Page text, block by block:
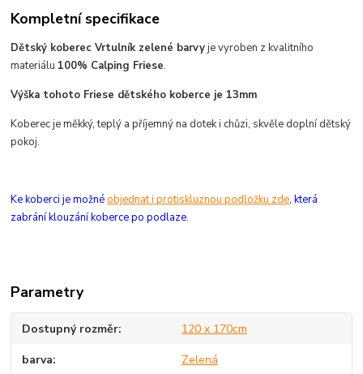
Kompletní specifikace
Dětský koberec Vrtulník zelené barvyje vyroben z kvalitního
materiálu 100% Calping Friese.
Výška tohoto Friese dětského koberce je 13mm
Koberec je měkký, teplý a příjemný na dotek i chůzi, skvěle doplní dětský
pokoj.
Ke koberci je možnéobjednat i protiskluznou podložku zde, která
zabrání klouzání koberce po podlaze.
Parametry
Dostupný rozměr 120 x 170cm
barva Zelená